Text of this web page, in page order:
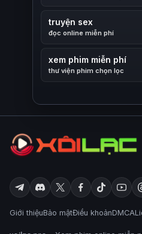
truyện sex
đọc online miễn phí
xem phim miễn phí
thư viện phim chọn lọc
Giới thiệuBảo mậtĐiều khoảnDMCA